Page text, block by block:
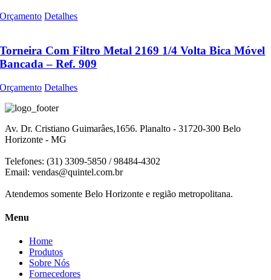
Orçamento Detalhes
Torneira Com Filtro Metal 2169 1/4 Volta Bica Móvel
Bancada – Ref. 909
Orçamento Detalhes
Av. Dr. Cristiano Guimarâes,1656. Planalto - 31720-300 Belo
Horizonte - MG
Telefones: (31) 3309-5850 / 98484-4302
Email: vendas@quintel.com.br
Atendemos somente Belo Horizonte e região metropolitana.
Menu
Home
Produtos
Sobre Nós
Fornecedores